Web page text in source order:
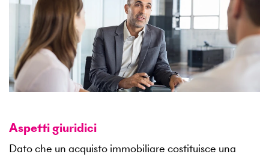
Aspetti giuridici
Dato che un acquisto immobiliare costituisce una